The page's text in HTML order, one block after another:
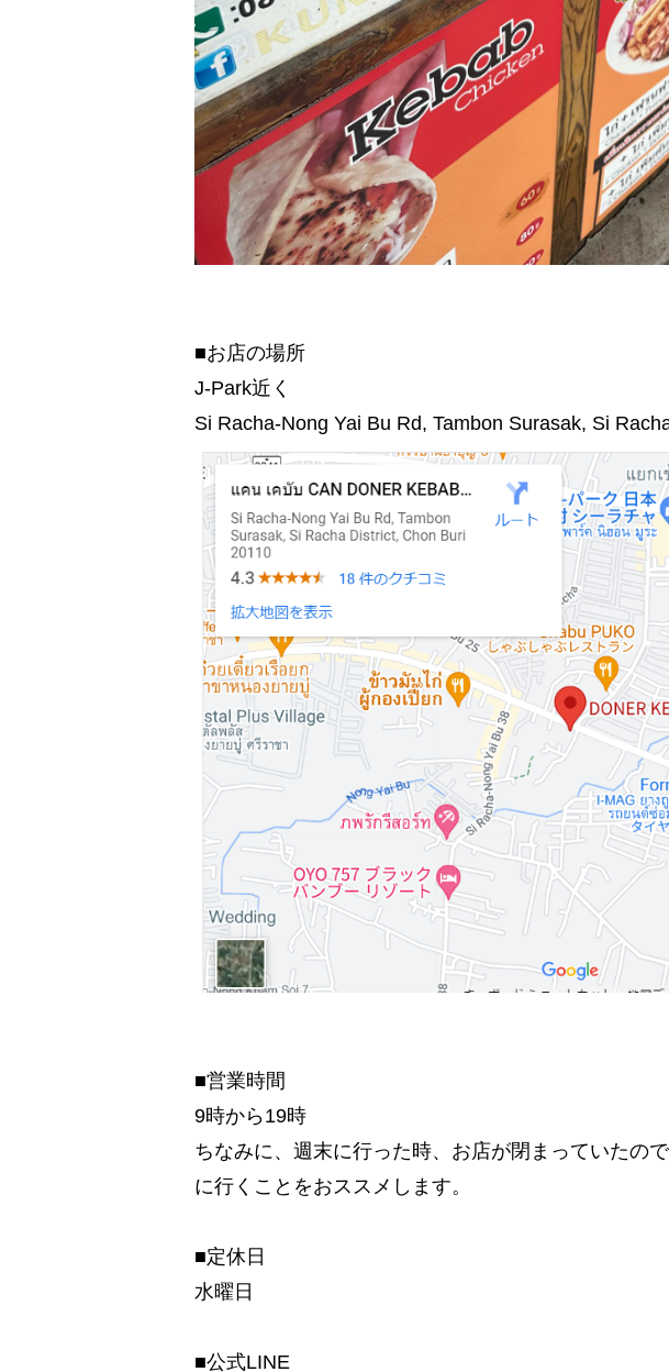
■お店の場所
J-Park近く
Si Racha-Nong Yai Bu Rd, Tambon Surasak, Si
■営業時間
9時から19時
ちなみに、週末に行った時、お店が閉まっていたの
に行くことをおススメします。
■定休日
水曜日
■公式LINE